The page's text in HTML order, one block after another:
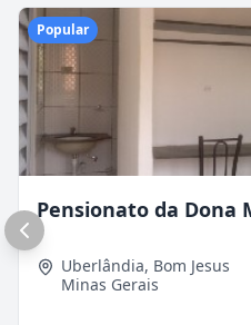
Popular
Uberlândia, Bom Jesus
Minas Gerais